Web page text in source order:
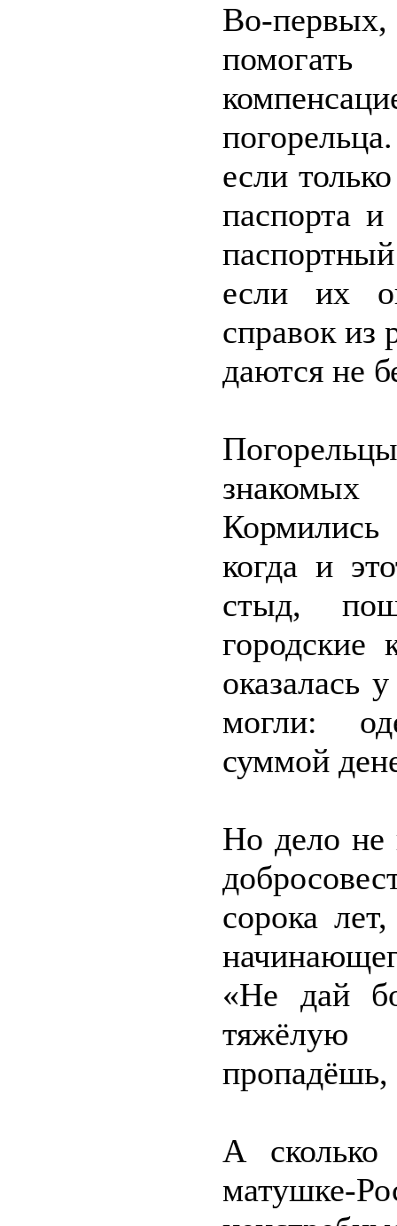
Во-первых,
если
паспорта
если их
справок из
даются не
когда и
стыд,
городские
оказалась
могли:
суммой
Но дело не
сорока
«Не дай
пропадёшь,
А сколько